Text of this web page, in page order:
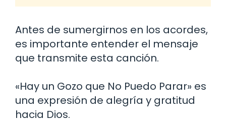
Antes de sumergirnos en los acordes,
es importante entender el mensaje
que transmite esta canción.
«Hay un Gozo que No Puedo Parar» es
una expresión de alegría y gratitud
hacia Dios.